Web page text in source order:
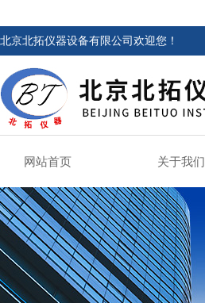
北京北拓仪器设备有限公司欢迎您！
网站首页 关于我们